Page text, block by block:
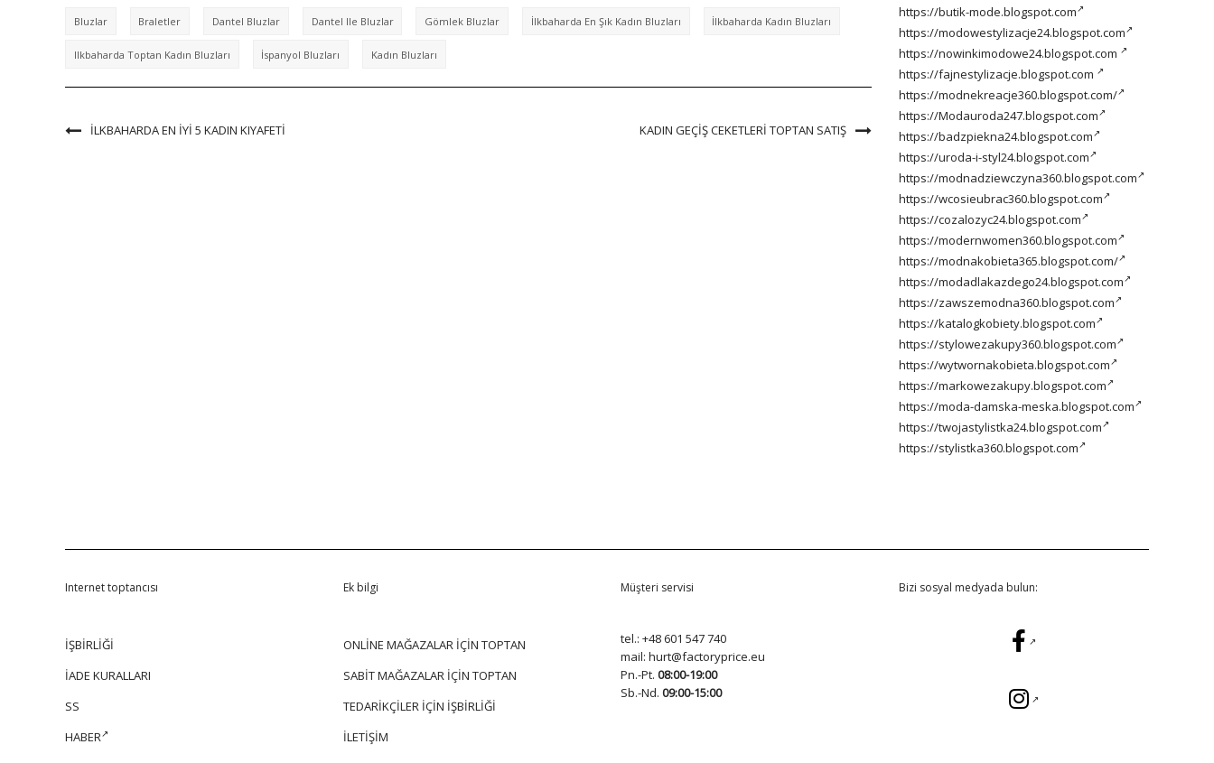
Bluzlar Braletler Dantel Bluzlar Dantel Ile Bluzlar Gömlek Bluzlar İlkbaharda En Şık Kadın Bluzları İlkbaharda Kadın Bluzları
Ilkbaharda Toptan Kadın Bluzları İspanyol Bluzları Kadın Bluzları
İLKBAHARDA EN IYI 5 KADIN KIYAFETI KADIN GEÇIŞ CEKETLERI TOPTAN SATIŞ
https://butik-mode.blogspot.com
https://modowestylizacje24.blogspot.com
https://nowinkimodowe24.blogspot.com
https://fajnestylizacje.blogspot.com
https://modnekreacje360.blogspot.com/
https://Modauroda247.blogspot.com
https://badzpiekna24.blogspot.com
https://uroda-i-styl24.blogspot.com
https://modnadziewczyna360.blogspot.com
https://wcosieubrac360.blogspot.com
https://cozalozyc24.blogspot.com
https://modernwomen360.blogspot.com
https://modnakobieta365.blogspot.com/
https://modadlakazdego24.blogspot.com
https://zawszemodna360.blogspot.com
https://katalogkobiety.blogspot.com
https://stylowezakupy360.blogspot.com
https://wytwornakobieta.blogspot.com
https://markowezakupy.blogspot.com
https://moda-damska-meska.blogspot.com
https://twojastylistka24.blogspot.com
https://stylistka360.blogspot.com
Internet toptancısı
İŞBİRLİĞİ
İADE KURALLARI
SS
HABER
Ek bilgi
ONLİNE MAĞAZALAR İÇİN TOPTAN
SABİT MAĞAZALAR İÇİN TOPTAN
TEDARİKÇİLER İÇİN İŞBİRLİĞİ
İLETİŞİM
Müşteri servisi
tel.: +48 601 547 740
mail: hurt@factoryprice.eu
Pn.-Pt. 08:00-19:00
Sb.-Nd. 09:00-15:00
Bizi sosyal medyada bulun: